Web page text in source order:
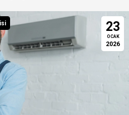
23
OCAK
2026